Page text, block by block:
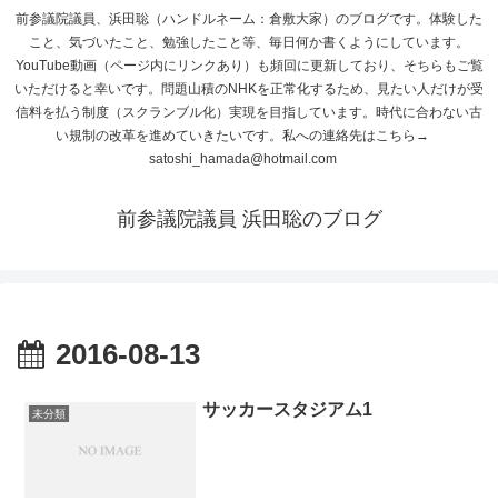
前参議院議員、浜田聡（ハンドルネーム：倉敷大家）のブログです。体験した
こと、気づいたこと、勉強したこと等、毎日何か書くようにしています。
YouTube動画（ページ内にリンクあり）も頻回に更新しており、そちらもご覧
いただけると幸いです。問題山積のNHKを正常化するため、見たい人だけが受
信料を払う制度（スクランブル化）実現を目指しています。時代に合わない古
い規制の改革を進めていきたいです。私への連絡先はこちら→
satoshi_hamada@hotmail.com
前参議院議員 浜田聡のブログ
2016-08-13
未分類 サッカースタジアム1